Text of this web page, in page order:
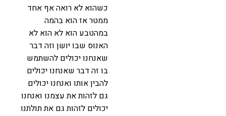
כשהוא לא רואה אף אחד
ממטר אז הוא בהמה
במהטבע הוא לא הוא לא
האנוס שבו יושן וזה דבר
שאנחנו יכולים להשתמש
בו זה דבר שאנחנו יכולים
להבין אותו ואנחנו יכולים
גם לזהות את עצמנו ואנחנו
יכולים לזהות גם את תולתנו